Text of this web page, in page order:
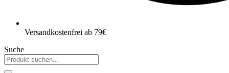
Versandkostenfrei ab 79€
Suche